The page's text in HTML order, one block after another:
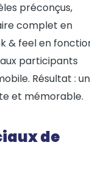
préconçus,
complet en
& feel en
participants
Résultat :
et mémorable.
de